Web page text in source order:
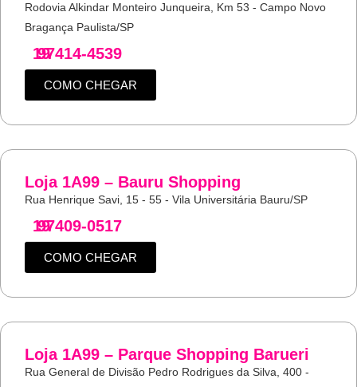
Rodovia Alkindar Monteiro Junqueira, Km 53 - Campo Novo
Bragança Paulista/SP
19
97414-4539
COMO CHEGAR
Loja 1A99 – Bauru Shopping
Rua Henrique Savi, 15 - 55 - Vila Universitária Bauru/SP
19
97409-0517
COMO CHEGAR
Loja 1A99 – Parque Shopping Barueri
Rua General de Divisão Pedro Rodrigues da Silva, 400 -